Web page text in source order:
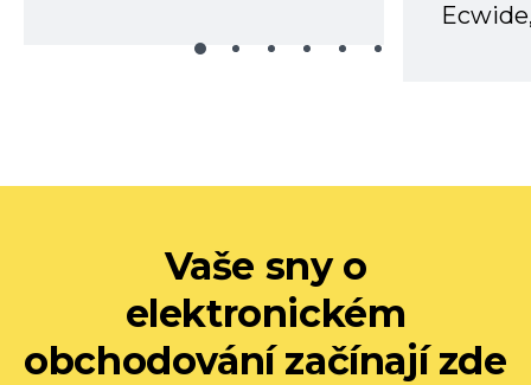
Vaše sny o
elektronickém
obchodování začínají zde